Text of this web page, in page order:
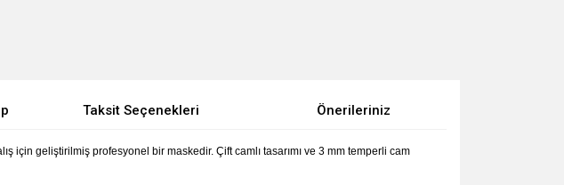
Taksit Seçenekleri Önerileriniz
için geliştirilmiş profesyonel bir maskedir. Çift camlı tasarımı ve 3 mm temperli cam